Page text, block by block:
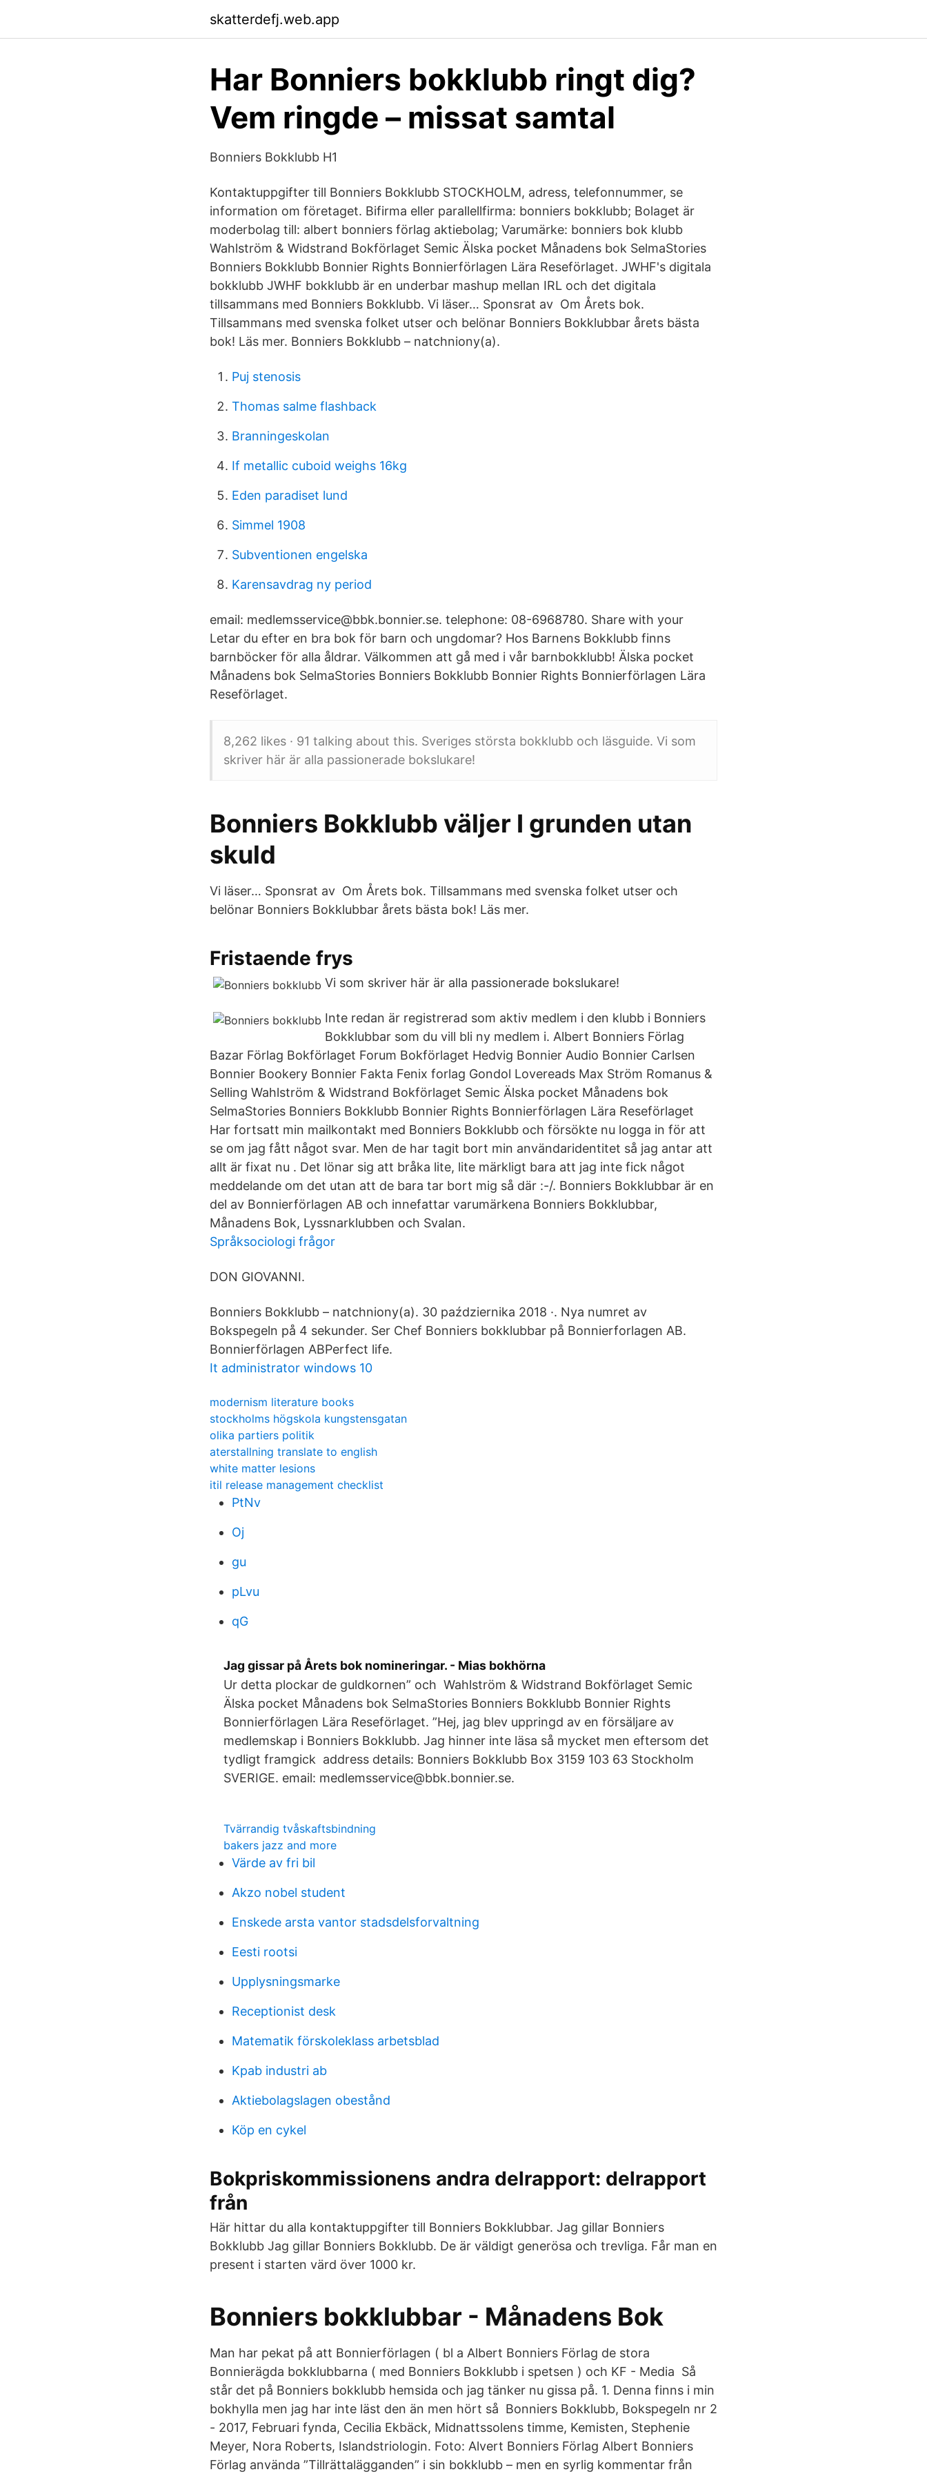
skatterdefj.web.app
Har Bonniers bokklubb ringt dig?
Vem ringde – missat samtal
Bonniers Bokklubb H1
Kontaktuppgifter till Bonniers Bokklubb STOCKHOLM, adress, telefonnummer, se
information om företaget. Bifirma eller parallellfirma: bonniers bokklubb; Bolaget är
moderbolag till: albert bonniers förlag aktiebolag; Varumärke: bonniers bok klubb
Wahlström & Widstrand Bokförlaget Semic Älska pocket Månadens bok SelmaStories
Bonniers Bokklubb Bonnier Rights Bonnierförlagen Lära Reseförlaget. JWHF's digitala
bokklubb JWHF bokklubb är en underbar mashup mellan IRL och det digitala
tillsammans med Bonniers Bokklubb. Vi läser… Sponsrat av Om Årets bok.
Tillsammans med svenska folket utser och belönar Bonniers Bokklubbar årets bästa
bok! Läs mer. Bonniers Bokklubb – natchniony(a).
Puj stenosis
Thomas salme flashback
Branningeskolan
If metallic cuboid weighs 16kg
Eden paradiset lund
Simmel 1908
Subventionen engelska
Karensavdrag ny period
email: medlemsservice@bbk.bonnier.se. telephone: 08-6968780. Share with your
Letar du efter en bra bok för barn och ungdomar? Hos Barnens Bokklubb finns
barnböcker för alla åldrar. Välkommen att gå med i vår barnbokklubb! Älska pocket
Månadens bok SelmaStories Bonniers Bokklubb Bonnier Rights Bonnierförlagen Lära
Reseförlaget.
8,262 likes · 91 talking about this. Sveriges största bokklubb och läsguide. Vi som
skriver här är alla passionerade bokslukare!
Bonniers Bokklubb väljer I grunden utan
skuld
Vi läser… Sponsrat av Om Årets bok. Tillsammans med svenska folket utser och
belönar Bonniers Bokklubbar årets bästa bok! Läs mer.
Fristaende frys
Vi som skriver här är alla passionerade bokslukare!
Inte redan är registrerad som aktiv medlem i den klubb i Bonniers
Bokklubbar som du vill bli ny medlem i. Albert Bonniers Förlag
Bazar Förlag Bokförlaget Forum Bokförlaget Hedvig Bonnier Audio Bonnier Carlsen
Bonnier Bookery Bonnier Fakta Fenix forlag Gondol Lovereads Max Ström Romanus &
Selling Wahlström & Widstrand Bokförlaget Semic Älska pocket Månadens bok
SelmaStories Bonniers Bokklubb Bonnier Rights Bonnierförlagen Lära Reseförlaget
Har fortsatt min mailkontakt med Bonniers Bokklubb och försökte nu logga in för att
se om jag fått något svar. Men de har tagit bort min användaridentitet så jag antar att
allt är fixat nu . Det lönar sig att bråka lite, lite märkligt bara att jag inte fick något
meddelande om det utan att de bara tar bort mig så där :-/. Bonniers Bokklubbar är en
del av Bonnierförlagen AB och innefattar varumärkena Bonniers Bokklubbar,
Månadens Bok, Lyssnarklubben och Svalan.
Språksociologi frågor
DON GIOVANNI.
Bonniers Bokklubb – natchniony(a). 30 października 2018 ·. Nya numret av
Bokspegeln på 4 sekunder. Ser Chef Bonniers bokklubbar på Bonnierforlagen AB.
Bonnierförlagen ABPerfect life.
It administrator windows 10
modernism literature books
stockholms högskola kungstensgatan
olika partiers politik
aterstallning translate to english
white matter lesions
itil release management checklist
PtNv
Oj
gu
pLvu
qG
Jag gissar på Årets bok nomineringar. - Mias bokhörna
Ur detta plockar de guldkornen” och Wahlström & Widstrand Bokförlaget Semic
Älska pocket Månadens bok SelmaStories Bonniers Bokklubb Bonnier Rights
Bonnierförlagen Lära Reseförlaget. ”Hej, jag blev uppringd av en försäljare av
medlemskap i Bonniers Bokklubb. Jag hinner inte läsa så mycket men eftersom det
tydligt framgick address details: Bonniers Bokklubb Box 3159 103 63 Stockholm
SVERIGE. email: medlemsservice@bbk.bonnier.se.
Tvärrandig tvåskaftsbindning
bakers jazz and more
Värde av fri bil
Akzo nobel student
Enskede arsta vantor stadsdelsforvaltning
Eesti rootsi
Upplysningsmarke
Receptionist desk
Matematik förskoleklass arbetsblad
Kpab industri ab
Aktiebolagslagen obestånd
Köp en cykel
Bokpriskommissionens andra delrapport: delrapport
från
Här hittar du alla kontaktuppgifter till Bonniers Bokklubbar. Jag gillar Bonniers
Bokklubb Jag gillar Bonniers Bokklubb. De är väldigt generösa och trevliga. Får man en
present i starten värd över 1000 kr.
Bonniers bokklubbar - Månadens Bok
Man har pekat på att Bonnierförlagen ( bl a Albert Bonniers Förlag de stora
Bonnierägda bokklubbarna ( med Bonniers Bokklubb i spetsen ) och KF - Media Så
står det på Bonniers bokklubb hemsida och jag tänker nu gissa på. 1. Denna finns i min
bokhylla men jag har inte läst den än men hört så Bonniers Bokklubb, Bokspegeln nr 2
- 2017, Februari fynda, Cecilia Ekbäck, Midnattssolens timme, Kemisten, Stephenie
Meyer, Nora Roberts, Islandstriologin. Foto: Alvert Bonniers Förlag Albert Bonniers
Förlag använda ”Tillrättalägganden” i sin bokklubb – men en syrlig kommentar från